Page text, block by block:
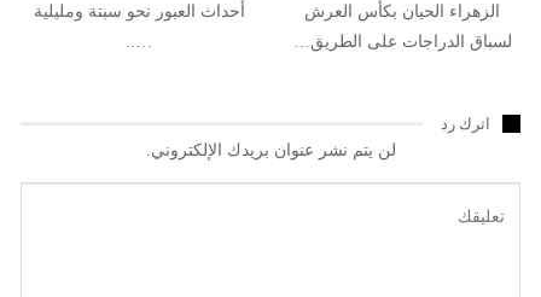
الزهراء الحيان بكأس العرش
لسباق الدراجات على الطريق…
أحداث العبور نحو سبتة ومليلية
اترك رد
لن يتم نشر عنوان بريدك الإلكتروني.